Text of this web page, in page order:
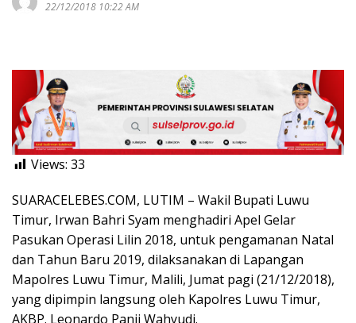
22/12/2018 10:22 AM
Views: 33
SUARACELEBES.COM, LUTIM – Wakil Bupati Luwu
Timur, Irwan Bahri Syam menghadiri Apel Gelar
Pasukan Operasi Lilin 2018, untuk pengamanan Natal
dan Tahun Baru 2019, dilaksanakan di Lapangan
Mapolres Luwu Timur, Malili, Jumat pagi (21/12/2018),
yang dipimpin langsung oleh Kapolres Luwu Timur,
AKBP. Leonardo Panji Wahyudi.